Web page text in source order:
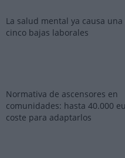
La salud mental ya causa una
cinco bajas laborales
Normativa de ascensores en
comunidades: hasta 40.000
coste para adaptarlos